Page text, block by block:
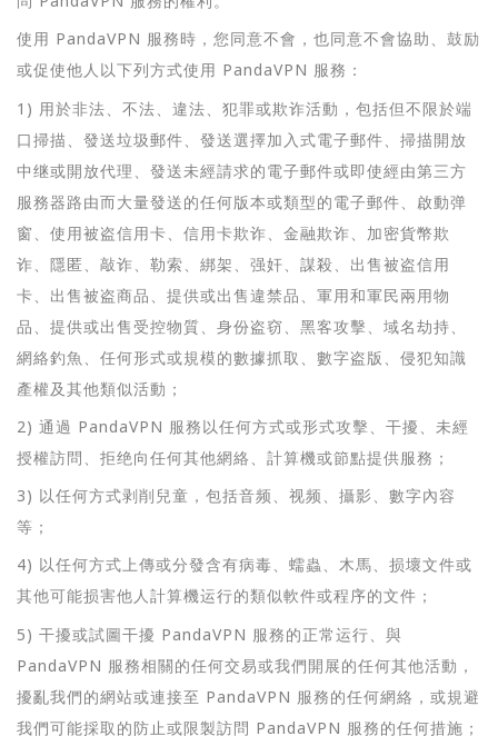
使用 PandaVPN 服務時，您同意不會，也同意不會協助、鼓励
或促使他人以下列方式使用 PandaVPN 服務：
1) 用於非法、不法、違法、犯罪或欺诈活動，包括但不限於端
口掃描、發送垃圾郵件、發送選擇加入式電子郵件、掃描開放
中继或開放代理、發送未經請求的電子郵件或即使經由第三方
服務器路由而大量發送的任何版本或類型的電子郵件、啟動弹
窗、使用被盗信用卡、信用卡欺诈、金融欺诈、加密貨幣欺
诈、隱匿、敲诈、勒索、綁架、强奸、謀殺、出售被盗信用
卡、出售被盗商品、提供或出售違禁品、軍用和軍民兩用物
品、提供或出售受控物質、身份盗窃、黑客攻擊、域名劫持、
網絡釣魚、任何形式或規模的數據抓取、數字盗版、侵犯知識
產權及其他類似活動；
2) 通過 PandaVPN 服務以任何方式或形式攻擊、干擾、未經
授權訪問、拒绝向任何其他網絡、計算機或節點提供服務；
3) 以任何方式剥削兒童，包括音频、视频、攝影、數字內容
等；
4) 以任何方式上傳或分發含有病毒、蠕蟲、木馬、损壞文件或
其他可能损害他人計算機运行的類似軟件或程序的文件；
5) 干擾或試圖干擾 PandaVPN 服務的正常运行、與
PandaVPN 服務相關的任何交易或我們開展的任何其他活動，
擾亂我們的網站或連接至 PandaVPN 服務的任何網絡，或規避
我們可能採取的防止或限製訪問 PandaVPN 服務的任何措施；